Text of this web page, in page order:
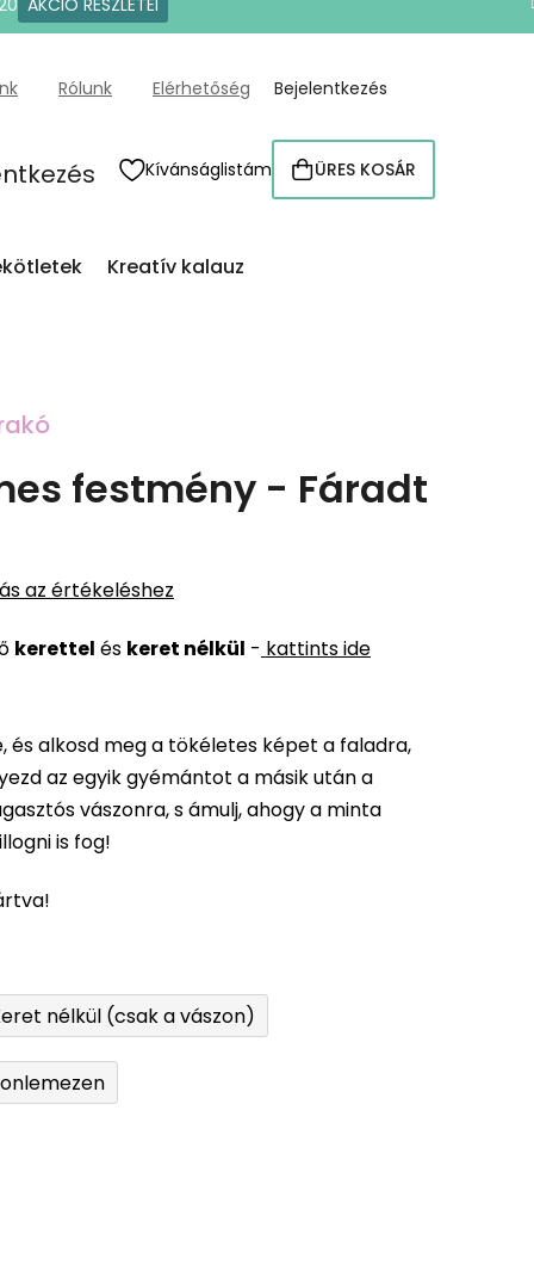
AKCIÓ RÉSZLETEI
Rólunk Elérhetőség Bejelentkezés
Kívánságlistám KOSÁR
ÜRES KOSÁR
Kreatív kalauz
festmény - Fáradt
az értékeléshez
kerettel és keret nélkül - kattints ide
és alkosd meg a tökéletes képet a faladra,
az egyik gyémántot a másik után a
vászonra, s ámulj, ahogy a minta
is fog!
nélkül (csak a vászon)